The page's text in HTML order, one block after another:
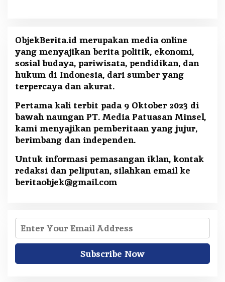
ObjekBerita.id merupakan media online
yang menyajikan berita politik, ekonomi,
sosial budaya, pariwisata, pendidikan, dan
hukum di Indonesia, dari sumber yang
terpercaya dan akurat.
Pertama kali terbit pada 9 Oktober 2023 di
bawah naungan PT. Media Patuasan Minsel,
kami menyajikan pemberitaan yang jujur,
berimbang dan independen.
Untuk informasi pemasangan iklan, kontak
redaksi dan peliputan, silahkan email ke
beritaobjek@gmail.com